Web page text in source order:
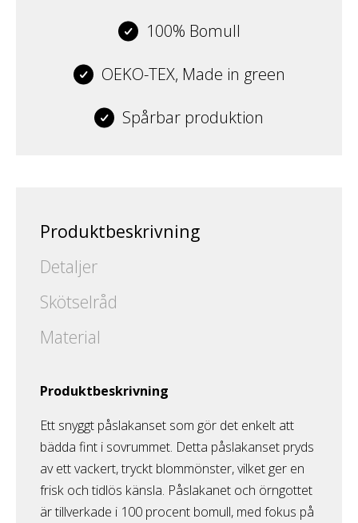
100% Bomull
OEKO-TEX, Made in green
Spårbar produktion
Produktbeskrivning
Detaljer
Skötselråd
Material
Produktbeskrivning
Ett snyggt påslakanset som gör det enkelt att
bädda fint i sovrummet. Detta påslakanset pryds
av ett vackert, tryckt blommönster, vilket ger en
frisk och tidlös känsla. Påslakanet och örngottet
är tillverkade i 100 procent bomull, med fokus på